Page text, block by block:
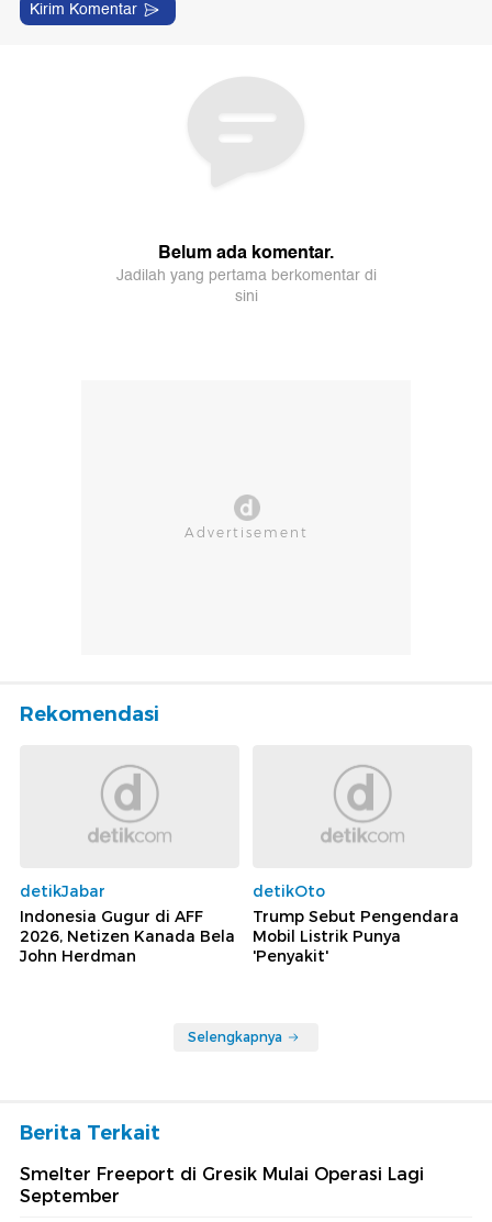
Rekomendasi
detikJabar
Indonesia Gugur di AFF
2026, Netizen Kanada Bela
John Herdman
detikOto
Trump Sebut Pengendara
Mobil Listrik Punya
'Penyakit'
Selengkapnya
Berita Terkait
Smelter Freeport di Gresik Mulai Operasi Lagi
September